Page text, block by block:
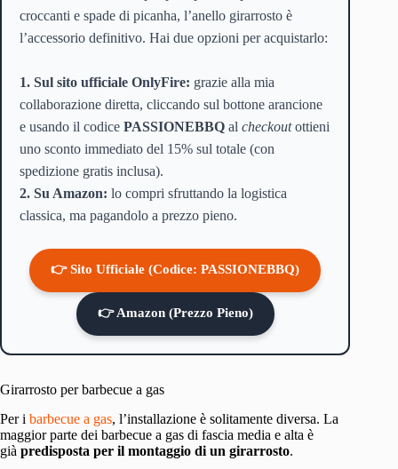
croccanti e spade di picanha, l’anello girarrosto è
l’accessorio definitivo. Hai due opzioni per acquistarlo:
1. Sul sito ufficiale OnlyFire: grazie alla mia
collaborazione diretta, cliccando sul bottone arancione
e usando il codice PASSIONEBBQ al checkoutottieni
uno sconto immediato del 15% sul totale (con
spedizione gratis inclusa).
2. Su Amazon: lo compri sfruttando la logistica
classica, ma pagandolo a prezzo pieno.
👉 Sito Ufficiale (Codice: PASSIONEBBQ)
👉 Amazon (Prezzo Pieno)
Girarrosto per barbecue a gas
Per i barbecue a gas, l’installazione è solitamente diversa. La
maggior parte dei barbecue a gas di fascia media e alta è
già predisposta per il montaggio di un girarrosto.